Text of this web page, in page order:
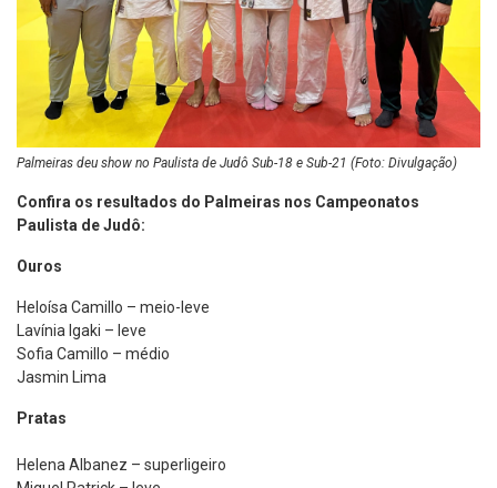
Palmeiras deu show no Paulista de Judô Sub-18 e Sub-21 (Foto: Divulgação)
Confira os resultados do Palmeiras nos Campeonatos
Paulista de Judô:
Ouros
Heloísa Camillo – meio-leve
Lavínia Igaki – leve
Sofia Camillo – médio
Jasmin Lima
Pratas
Helena Albanez – superligeiro